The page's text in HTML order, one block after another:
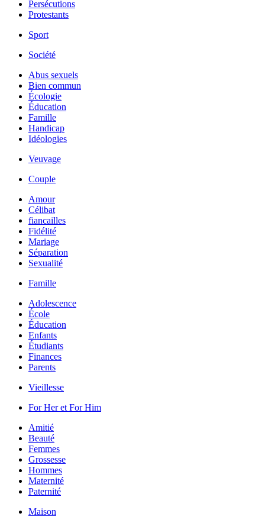
Persécutions
Protestants
Sport
Société
Abus sexuels
Bien commun
Écologie
Éducation
Famille
Handicap
Idéologies
Veuvage
Couple
Amour
Célibat
fiancailles
Fidélité
Mariage
Séparation
Sexualité
Famille
Adolescence
École
Éducation
Enfants
Étudiants
Finances
Parents
Vieillesse
For Her et For Him
Amitié
Beauté
Femmes
Grossesse
Hommes
Maternité
Paternité
Maison